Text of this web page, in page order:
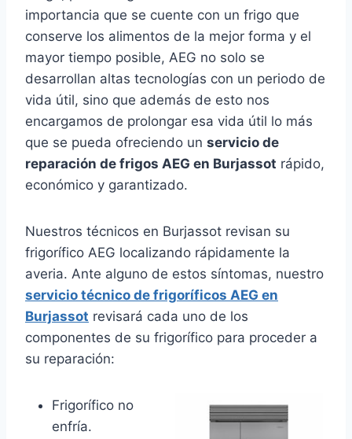
importancia que se cuente con un frigo que
conserve los alimentos de la mejor forma y el
mayor tiempo posible, AEG no solo se
desarrollan altas tecnologías con un periodo de
vida útil, sino que además de esto nos
encargamos de prolongar esa vida útil lo más
que se pueda ofreciendo un servicio de
reparación de frigos AEG en Burjassot rápido,
económico y garantizado.
Nuestros técnicos en Burjassot revisan su
frigorífico AEG localizando rápidamente la
averia. Ante alguno de estos síntomas, nuestro
servicio técnico de frigoríficos AEG en
Burjassot revisará cada uno de los
componentes de su frigorífico para proceder a
su reparación:
Frigorífico no
enfría.